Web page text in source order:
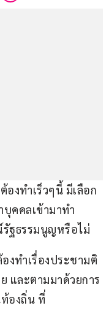
งทำเร็วๆนี้ มีเลือก
คคลเข้ามาทำ
ฐธรรมนูญหรือไม่
งทำเรื่องประชามติ
และตามมาด้วยการ
องถิ่น ที่